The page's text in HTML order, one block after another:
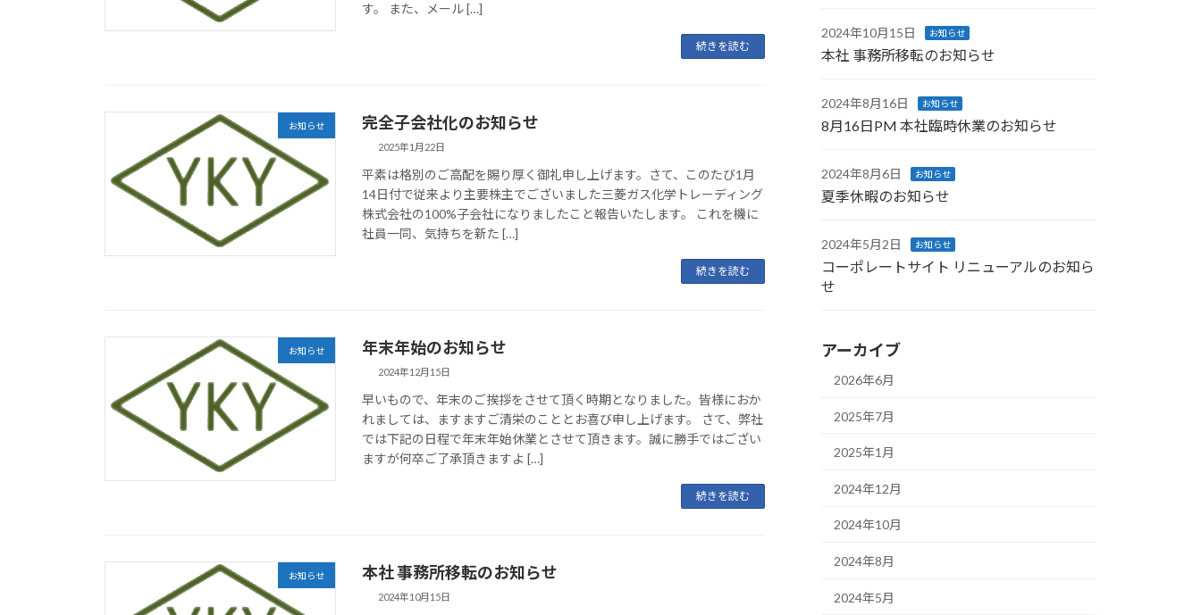
す。 また、メール […]
続きを読む
お知らせ 完全子会社化のお知らせ
2025年1月22日
平素は格別のご高配を賜り厚く御礼申し上げます。さて、このたび1月
14日付で従来より主要株主でございました三菱ガス化学トレーディング
株式会社の100%子会社になりましたこと報告いたします。 これを機に
社員一同、気持ちを新た […]
続きを読む
お知らせ 年末年始のお知らせ
2024年12月15日
早いもので、年末のご挨拶をさせて頂く時期となりました。皆様におか
れましては、ますますご清栄のこととお喜び申し上げます。 さて、弊社
では下記の日程で年末年始休業とさせて頂きます。誠に勝手ではござい
ますが何卒ご了承頂きますよ […]
続きを読む
お知らせ 本社 事務所移転のお知らせ
2024年10月15日
2024年10月15日 お知らせ
本社 事務所移転のお知らせ
2024年8月16日 お知らせ
8月16日PM 本社臨時休業のお知らせ
2024年8月6日 お知らせ
夏季休暇のお知らせ
2024年5月2日 お知らせ
コーポレートサイト リニューアルのお知ら
せ
アーカイブ
2026年6月
2025年7月
2025年1月
2024年12月
2024年10月
2024年8月
2024年5月